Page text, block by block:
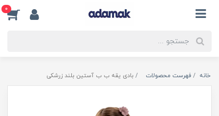
0
خانه فهرست محصولات بادی یقه ب ب آستین بلند زرشکی